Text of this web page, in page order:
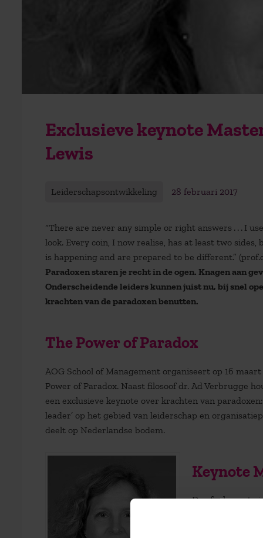
Exclusieve keynote
Lewis
Leiderschapsontwikkeling 28 februari 2017
“There are never any simple or right answers . . . I
look. Every coin, I now realise, has at least two
is happening and are prepared to be different.”
Paradoxen staren je recht in de ogen. Knagen aan
Onderscheidende leiders kunnen juist nu, bij snel
krachten van de paradoxen benutten.
The Power of Paradox
AOG School of Management organiseert op 16
Power of Paradox. Naast filosoof dr. Ad Verbrugge
een exclusieve keynote over krachten van
leader’ op het gebied van leiderschap en
deelt op Nederlandse bodem.
Keynote
De afgelopen